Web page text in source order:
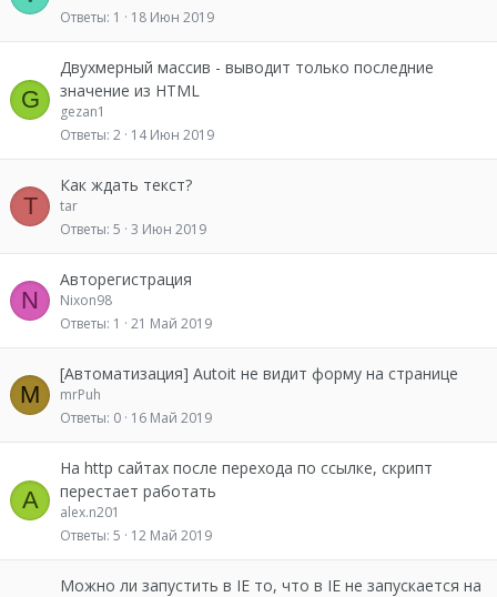
Ответы 1 18 Июн 2019
G
Двухмерный массив - выводит только последние
значение из HTML
gezan1
Ответы 2 14 Июн 2019
T
Как ждать текст?
tar
Ответы 5 3 Июн 2019
N
Авторегистрация
Nixon98
Ответы 1 21 Май 2019
M
[Автоматизация] Autoit не видит форму на странице
mrPuh
Ответы 0 16 Май 2019
A
На http сайтах после перехода по ссылке, скрипт
перестает работать
alex.n201
Ответы 5 12 Май 2019
Можно ли запустить в IE то, что в IE не запускается на